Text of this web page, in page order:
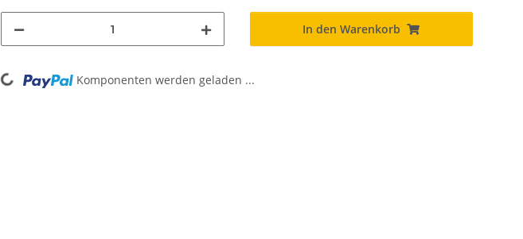
In den Warenkorb
Loading... Komponenten werden geladen ...